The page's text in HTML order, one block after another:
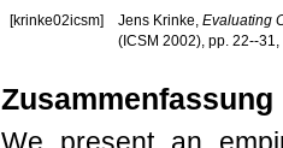
[krinke02icsm] Jens Krinke, Evaluating
(ICSM 2002), pp. 22--
Zusammenfassung